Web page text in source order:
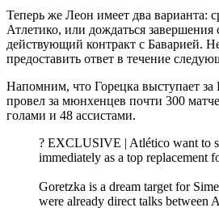
Теперь же Леон имеет два варианта:
Атлетико, или дождаться завершения
действующий контракт с Баварией.
предоставить ответ в течение
Напомним, что Горецка выступает за
провел за мюнхенцев почти 300
голами и 48 ассистами.
? EXCLUSIVE | Atlético want to
immediately as a top replacement
Goretzka is a dream target for
were already direct talks between